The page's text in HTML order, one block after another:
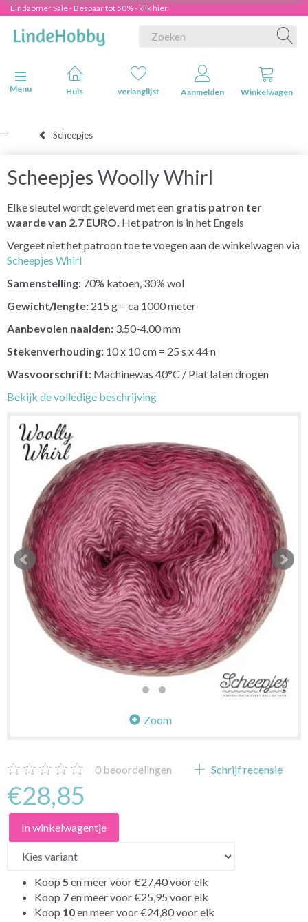
Eindzomer Sale - Bespaar tot 50% - klik hier
Navigatie in-/uitschakelen
Menu
Huis verlanglijst Aanmelden Winkelwagen
Scheepjes
Scheepjes Woolly Whirl
Elke sleutel wordt geleverd met een gratis patron ter
waarde van 2.7 EURO. Het patron is in het Engels
Vergeet niet het patroon toe te voegen aan de winkelwagen via
Scheepjes Whirl
Samenstelling: 70% katoen, 30% wol
Gewicht/lengte: 215 g = ca 1000 meter
Aanbevolen naalden: 3.50-4.00 mm
Stekenverhouding: 10 x 10 cm = 25 s x 44 n
Wasvoorschrift: Machinewas 40°C / Plat laten drogen
Bekijk de volledige beschrijving
Zoom
0 beoordelingen Schrijf recensie
€28,85
In winkelwagentje
Koop 5 en meer voor€27,40voor elk
Koop 7en meer voor€25,95 voor elk
Koop 10en meer voor€24,80voor elk